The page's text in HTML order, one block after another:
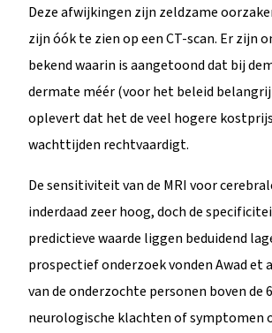
Deze afwijkingen zijn zeldzame
zijn óók te zien op een CT-scan. Er zijn
bekend waarin is aangetoond dat bij
dermate méér (voor het beleid
oplevert dat het de veel hogere
wachttijden rechtvaardigt.
De sensitiviteit van de MRI voor
inderdaad zeer hoog, doch de
predictieve waarde liggen beduidend
prospectief onderzoek vonden Awad et
van de onderzochte personen boven de
neurologische klachten of symptomen